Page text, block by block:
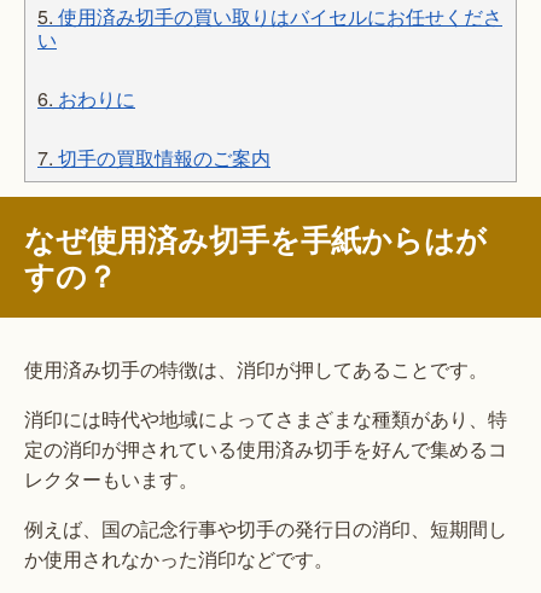
5. 使用済み切手の買い取りはバイセルにお任せくださ
い
6. おわりに
7. 切手の買取情報のご案内
なぜ使用済み切手を手紙からはが
すの？
使用済み切手の特徴は、消印が押してあることです。
消印には時代や地域によってさまざまな種類があり、特
定の消印が押されている使用済み切手を好んで集めるコ
レクターもいます。
例えば、国の記念行事や切手の発行日の消印、短期間し
か使用されなかった消印などです。